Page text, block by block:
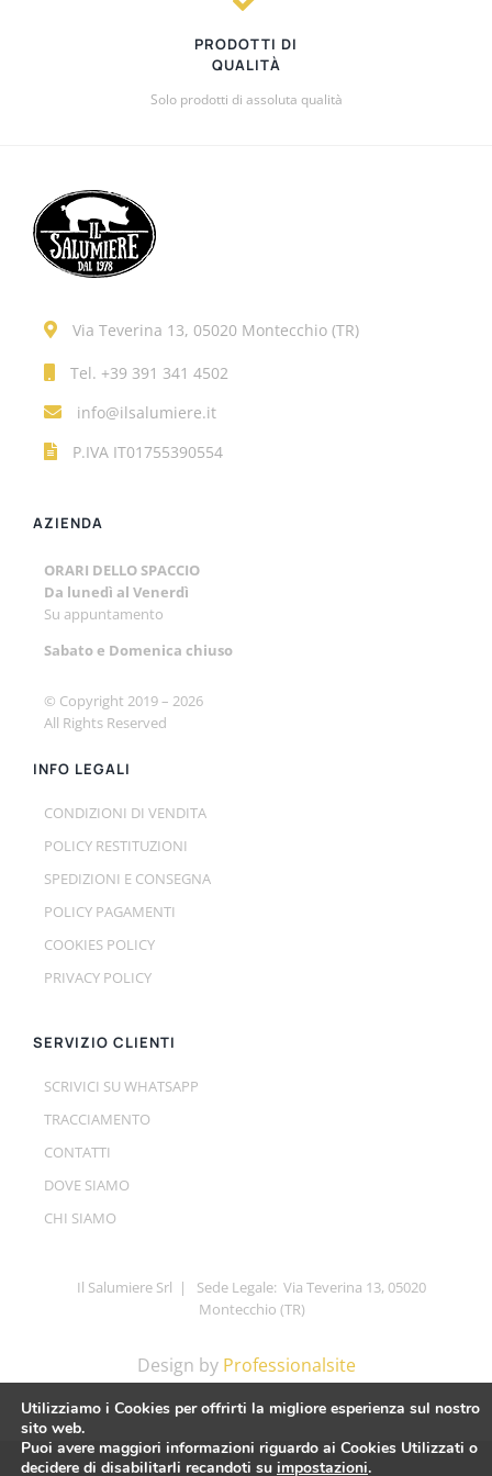
PRODOTTI DI
QUALITÀ
Solo prodotti di assoluta qualità
Via Teverina 13, 05020 Montecchio (TR)
Tel. +39 391 341 4502
info@ilsalumiere.it
P.IVA IT01755390554
AZIENDA
ORARI DELLO SPACCIO
Da lunedì al Venerdì
Su appuntamento
Sabato e Domenica chiuso
© Copyright 2019 – 2026
All Rights Reserved
INFO LEGALI
CONDIZIONI DI VENDITA
POLICY RESTITUZIONI
SPEDIZIONI E CONSEGNA
POLICY PAGAMENTI
COOKIES POLICY
PRIVACY POLICY
SERVIZIO CLIENTI
SCRIVICI SU WHATSAPP
TRACCIAMENTO
CONTATTI
DOVE SIAMO
CHI SIAMO
Il Salumiere Srl | Sede Legale: Via Teverina 13, 05020
Montecchio (TR)
Design by Professionalsite
Utilizziamo i Cookies per offrirti la migliore esperienza sul nostro
sito web.
Puoi avere maggiori informazioni riguardo ai Cookies Utilizzati o
decidere di disabilitarli recandoti su impostazioni.